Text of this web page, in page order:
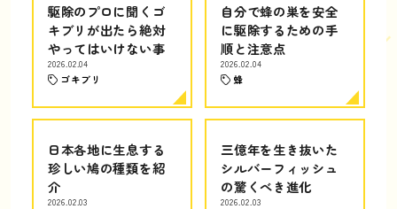
駆除のプロに聞くゴ
キブリが出たら絶対
やってはいけない事
2026.02.04
ゴキブリ
自分で蜂の巣を安全
に駆除するための手
順と注意点
2026.02.04
蜂
日本各地に生息する
珍しい鳩の種類を紹
介
2026.02.03
三億年を生き抜いた
シルバーフィッシュ
の驚くべき進化
2026.02.03